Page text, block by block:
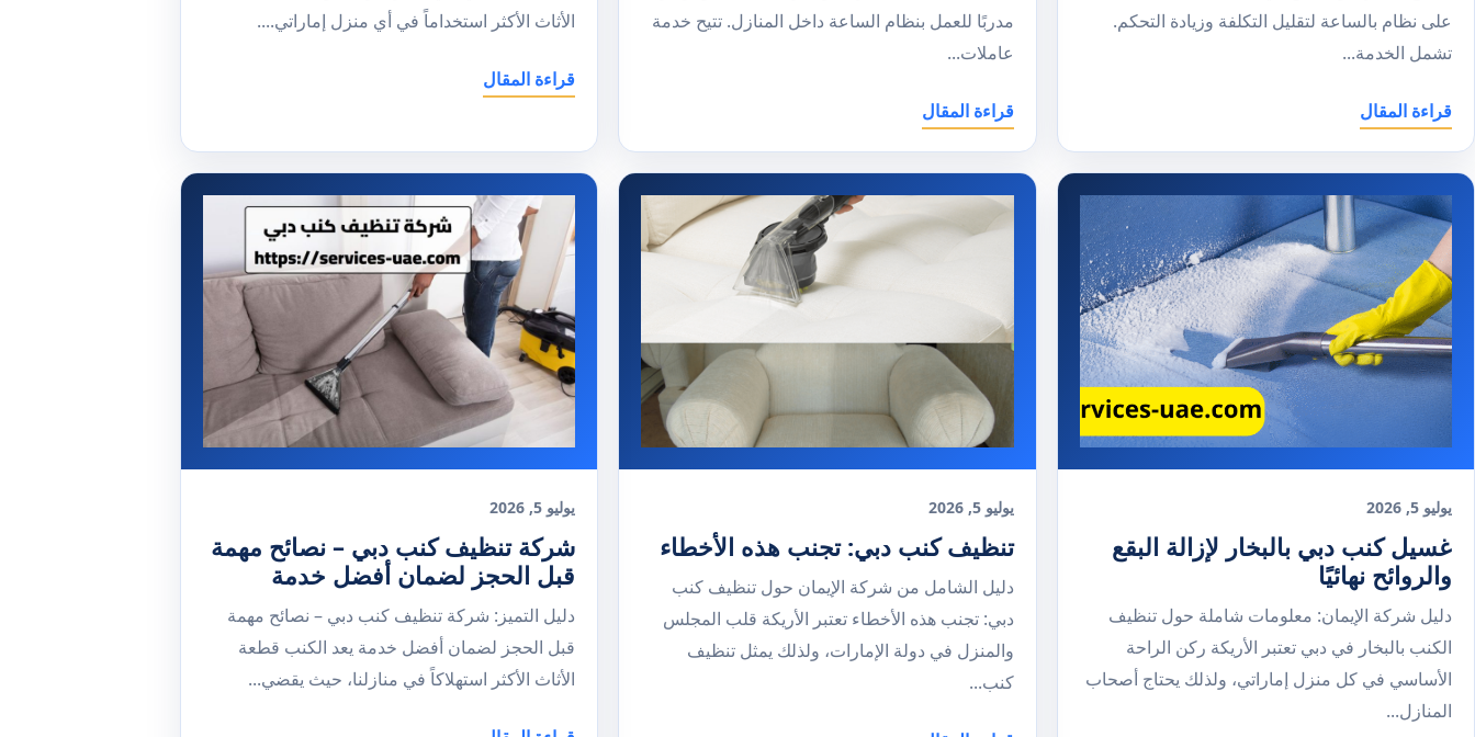
على نظام بالساعة لتقليل التكلفة وزيادة التحكم.
تشمل الخدمة...
قراءة المقال
مدربًا للعمل بنظام الساعة داخل المنازل. تتيح خدمة
عاملات...
قراءة المقال
الأثاث الأكثر استخداماً في أي منزل إماراتي....
قراءة المقال
يوليو 5, 2026
غسيل كنب دبي بالبخار لإزالة البقع
والروائح نهائيًا
دليل شركة الإيمان: معلومات شاملة حول تنظيف
الكنب بالبخار في دبي تعتبر الأريكة ركن الراحة
الأساسي في كل منزل إماراتي، ولذلك يحتاج أصحاب
المنازل...
يوليو 5, 2026
تنظيف كنب دبي: تجنب هذه الأخطاء
دليل الشامل من شركة الإيمان حول تنظيف كنب
دبي: تجنب هذه الأخطاء تعتبر الأريكة قلب المجلس
والمنزل في دولة الإمارات، ولذلك يمثل تنظيف
كنب...
يوليو 5, 2026
شركة تنظيف كنب دبي – نصائح مهمة
قبل الحجز لضمان أفضل خدمة
دليل التميز: شركة تنظيف كنب دبي – نصائح مهمة
قبل الحجز لضمان أفضل خدمة يعد الكنب قطعة
الأثاث الأكثر استهلاكاً في منازلنا، حيث يقضي...